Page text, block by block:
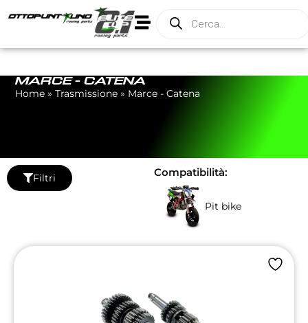
MARCE - CATENA
Home » Trasmissione » Marce - Catena
Filtri Compatibilità:
Pit bike